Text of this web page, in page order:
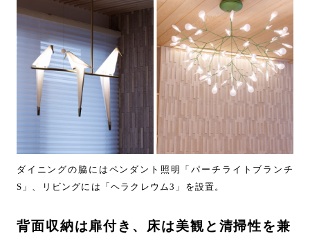
ダイニングの脇にはペンダント照明「パーチライトブランチ
S」、リビングには「ヘラクレウム3」を設置。
背面収納は扉付き、床は美観と清掃性を兼